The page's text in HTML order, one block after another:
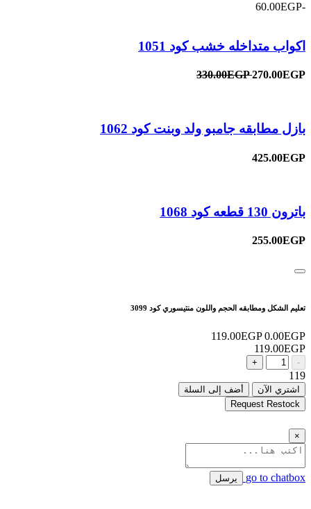
-60.00EGP
اكواب متداخله خشب كود 1051
330.00EGP270.00EGP
بازل مطابقه جامبو ولد وبنت كود 1062
425.00EGP
باترون 130 قطعه كود 1068
255.00EGP
تعليم الشكل ومطابقه الحجم واللون منتيسوري كود 3099
119.00EGP 0.00EGP
119.00EGP
-
+
119
اشتري الآن
أضف إلى السلة
Request Restock
×
go to chatbox يرسل